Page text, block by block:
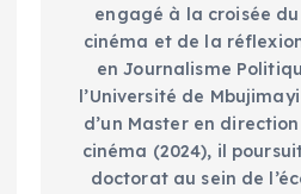
engagé à la croisée
cinéma et de la
en Journalisme
l’Université de
d’un Master en
cinéma (2024), il
doctorat au sein de